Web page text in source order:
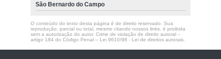
São Bernardo do Campo
O conteúdo do texto desta página é de direito reservado. Sua
reprodução, parcial ou total, mesmo citando nossos links, é proibida
sem a autorização do autor. Crime de violação de direito autoral –
artigo 184 do Código Penal – Lei 9610/98 - Lei de direitos autorais.